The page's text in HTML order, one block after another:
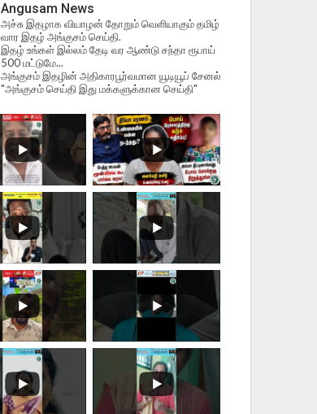
Angusam News
அச்சு இதழாக வியாழன் தோறும் வெளியாகும் தமிழ்
வார இதழ் அங்குசம் செய்தி.
இதழ் உங்கள் இல்லம் தேடி வர ஆண்டு சந்தா ரூபாய்
500 மட்டுமே...
அங்குசம் இதழின் அதிகாரபூர்வமான யூடியூப் சேனல்
"அங்குசம் செய்தி இது மக்களுக்கான செய்தி"